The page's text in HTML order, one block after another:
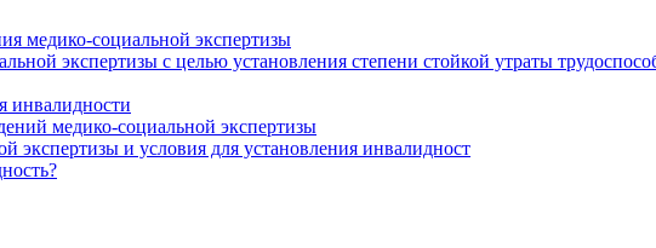
медико-социальной экспертизы
экспертизы с целью установления степени стойкой утраты
инвалидности
медико-социальной экспертизы
экспертизы и условия для установления инвалидност